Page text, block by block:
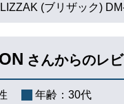
(ブリザック)
さんからのレ
年齢： 30代